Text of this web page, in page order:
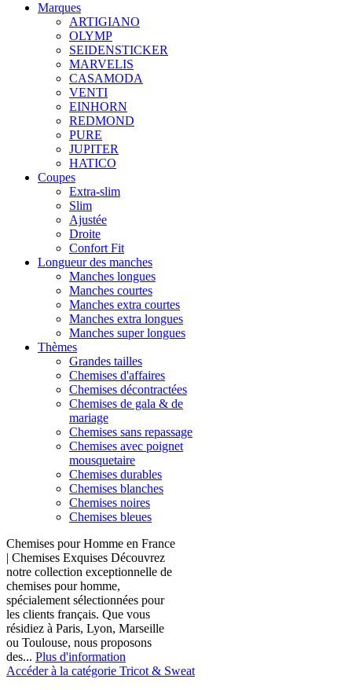
Marques
ARTIGIANO
OLYMP
SEIDENSTICKER
MARVELIS
CASAMODA
VENTI
EINHORN
REDMOND
PURE
JUPITER
HATICO
Coupes
Extra-slim
Slim
Ajustée
Droite
Confort Fit
Longueur des manches
Manches longues
Manches courtes
Manches extra courtes
Manches extra longues
Manches super longues
Thèmes
Grandes tailles
Chemises d'affaires
Chemises décontractées
Chemises de gala & de
mariage
Chemises sans repassage
Chemises avec poignet
mousquetaire
Chemises durables
Chemises blanches
Chemises noires
Chemises bleues
Chemises pour Homme en France
| Chemises Exquises Découvrez
notre collection exceptionnelle de
chemises pour homme,
spécialement sélectionnées pour
les clients français. Que vous
résidiez à Paris, Lyon, Marseille
ou Toulouse, nous proposons
des... Plus d'information
Accéder à la catégorie Tricot & Sweat